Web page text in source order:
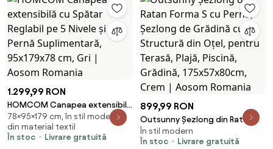
1.299,99 RON
HOMCOM Canapea extensibilă
cu Spătar Reglabil pe 5 Nivele și
Pernă Suplimentară, 95x179x78
cm, Gri | Aosom Romania
78×95×179 cm, în stil modern,
din material textil
În stoc
Livrare gratuită
899,99 RON
Outsunny Șezlong din Ratan
Forma S cu Pernă, Șezlong de
Grădină cu Structură din Oțel,
În stil modern
În stoc
Livrare gratuită